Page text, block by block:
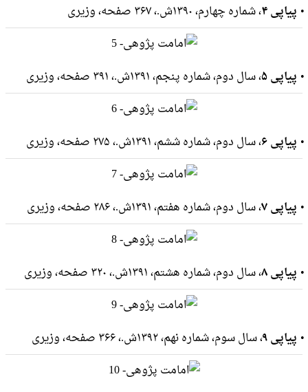
پیاپی ۴ ، شماره چهارم، ۱۳۹۰ش.، ۳۶۷ صفحه، وزيرى
پیاپی ۵ ، سال دوم، شماره پنجم، ۱۳۹۱ش.، ۳۹۱ صفحه، وزيرى
پیاپی ۶ ، سال دوم، شماره ششم، ۱۳۹۱ش.، ۲۷۵ صفحه، وزيرى
پیاپی ۷ ، سال دوم، شماره هفتم، ۱۳۹۱ش.، ۲۸۶ صفحه، وزيرى
پیاپی ۸ ، سال دوم، شماره هشتم، ۱۳۹۱ش.، ۳۲۰ صفحه، وزيرى
پیاپی ۹ ، سال سوم، شماره نهم، ۱۳۹۲ش.، ۳۶۶ صفحه، وزيرى